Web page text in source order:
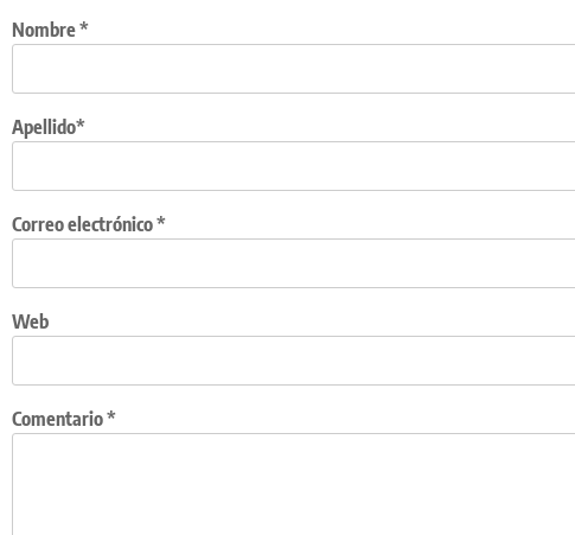
Apellido*
Nombre*
Correo electrónico*
Web
Comentario*